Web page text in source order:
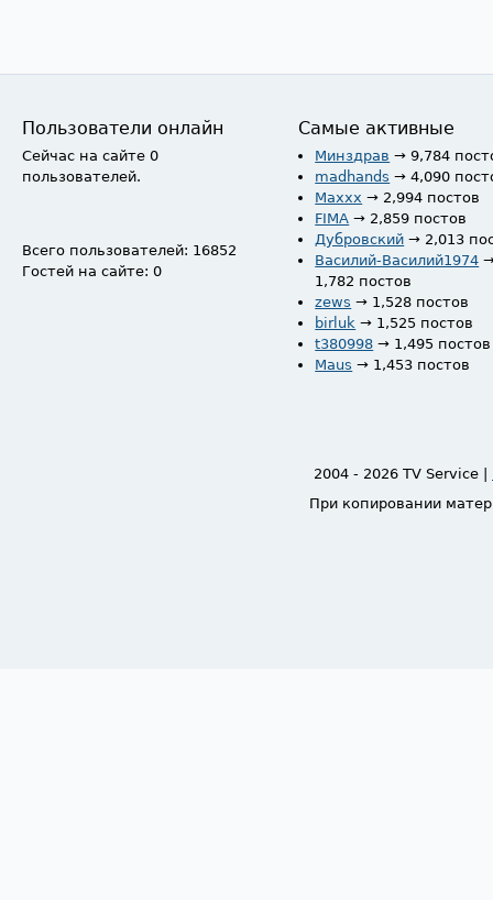
Пользователи онлайн
Сейчас на сайте 0
пользователей.
Всего пользователей: 16852
Гостей на сайте: 0
Самые активные
Минздрав → 9,784
madhands → 4,090
Maxxx → 2,994 постов
FIMA → 2,859 постов
Дубровский → 2,013
Василий-Василий1974
1,782 постов
zews → 1,528 постов
birluk → 1,525 постов
t380998 → 1,495 постов
Maus → 1,453 постов
2004 - 2026 TV Service |
При копировании